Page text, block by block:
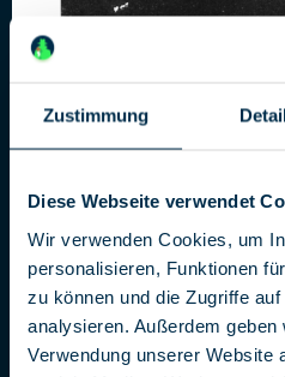
Zustimmung
Diese Webseite verwendet
Wir verwenden Cookies, um
personalisieren, Funktionen
zu können und die Zugriffe
analysieren. Außerdem
Verwendung unserer Website